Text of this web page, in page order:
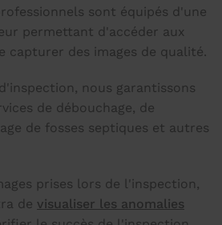
sont équipés d'une
permettant d'accéder aux
capturer des images de qualité.
nous garantissons
de débouchage, de
de fosses septiques et autres
prises lors de l'inspection,
de visualiser les anomalies